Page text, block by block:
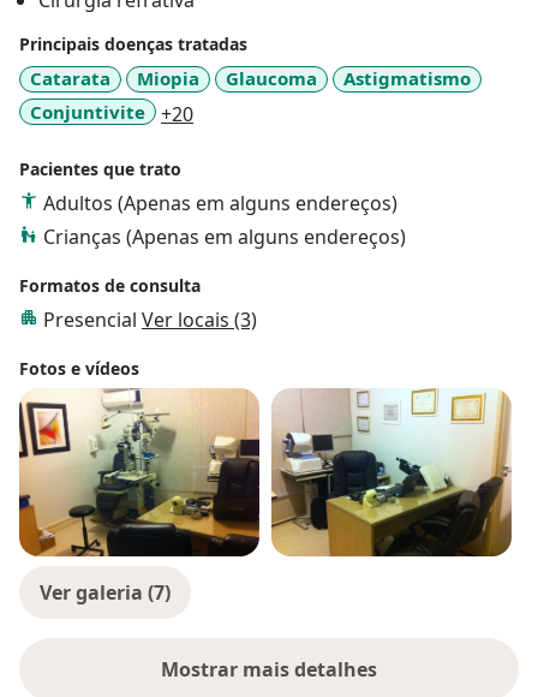
Principais doenças tratadas
Catarata Miopia Glaucoma
Astigmatismo
Conjuntivite
+20a11y_sr_more_diseases
Pacientes que trato
Adultos (Apenas em alguns endereços)
Crianças (Apenas em alguns endereços)
Formatos de consulta
Presencial Ver locais (3)
Fotos e vídeos
Ver galeria (7)
Mostrar mais detalhes
sobre a experiência